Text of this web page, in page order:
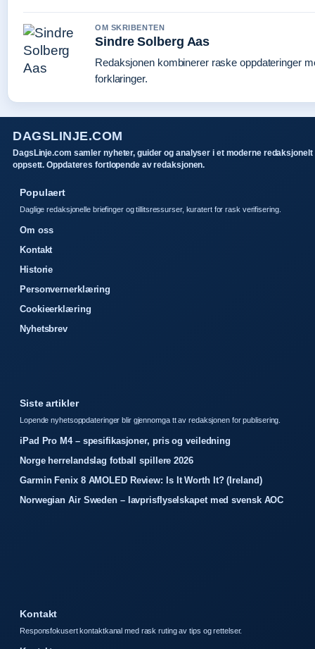
OM SKRIBENTEN
Sindre Solberg Aas
Redaksjonen kombinerer raske oppdateringer
forklaringer.
DAGSLINJE.COM
DagsLinje.com samler nyheter, guider og analyser i et moderne redaksjonelt
oppsett. Oppdateres fortlopende av redaksjonen.
Populaert
Daglige redaksjonelle briefinger og tillitsressurser, kuratert for rask verifisering.
Om oss
Kontakt
Historie
Personvernerklæring
Cookieerklæring
Nyhetsbrev
Siste artikler
Lopende nyhetsoppdateringer blir gjennomga tt av redaksjonen for publisering.
iPad Pro M4 – spesifikasjoner, pris og veiledning
Norge herrelandslag fotball spillere 2026
Garmin Fenix 8 AMOLED Review: Is It Worth It? (Ireland)
Norwegian Air Sweden – lavprisflyselskapet med svensk AOC
Kontakt
Responsfokusert kontaktkanal med rask ruting av tips og rettelser.